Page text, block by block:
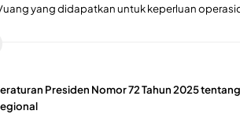
yang didapatkan untuk keperluan
Presiden Nomor 72 Tahun 2025